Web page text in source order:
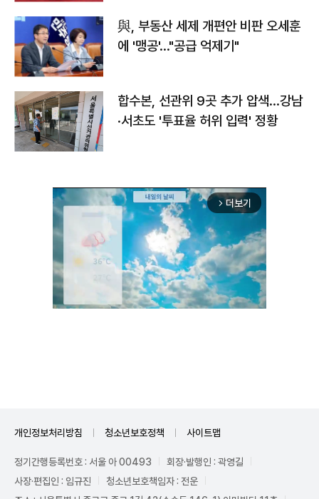
與, 부동산 세제 개편안 비판 오세훈
에 '맹공'…"공급 억제기"
합수본, 선관위 9곳 추가 압색…강남
·서초도 '투표율 허위 입력' 정황
arrow_forward_ios 더보기
개인정보처리방침 청소년보호정책 사이트맵
정기간행등록번호 : 서울 아 00493
회장·발행인 : 곽영길
사장·편집인 : 임규진
청소년보호책임자 : 전운